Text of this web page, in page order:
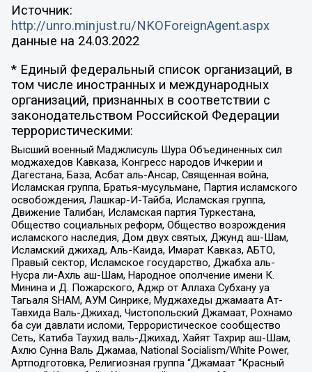
Источник:
http://unro.minjust.ru/NKOForeignAgent.aspx
данные на 24.03.2022
* Единый федеральный список организаций, в
том числе иностранных и международных
организаций, признанных в соответствии с
законодательством Российской Федерации
террористическими:
Высший военный Маджлисуль Шура Объединенных сил
моджахедов Кавказа, Конгресс народов Ичкерии и
Дагестана, База, Асбат аль-Ансар, Священная война,
Исламская группа, Братья-мусульмане, Партия исламского
освобождения, Лашкар-И-Тайба, Исламская группа,
Движение Талибан, Исламская партия Туркестана,
Общество социальных реформ, Общество возрождения
исламского наследия, Дом двух святых, Джунд аш-Шам,
Исламский джихад, Аль-Каида, Имарат Кавказ, АБТО,
Правый сектор, Исламское государство, Джабха аль-
Нусра ли-Ахль аш-Шам, Народное ополчение имени К.
Минина и Д. Пожарского, Аджр от Аллаха Субхану уа
Тагьаля SHAM, АУМ Синрике, Муджахеды джамаата Ат-
Тавхида Валь-Джихад, Чистопольский Джамаат, Рохнамо
ба суи давлати исломи, Террористическое сообщество
Сеть, Катиба Таухид валь-Джихад, Хайят Тахрир аш-Шам,
Ахлю Сунна Валь Джамаа, National Socialism/White Power,
Артподготовка, Религиозная группа “Джамаат “Красный